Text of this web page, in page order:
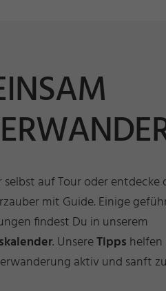
auf Tour oder entdecke
mit Guide. Einige
findest Du in unserem
. UnsereTipps helfen
aktiv und sanft zu